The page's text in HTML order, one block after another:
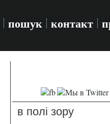
пошук контакт
в полі зору